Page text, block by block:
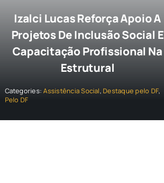
Izalci Lucas Reforça Apoio A
Projetos De Inclusão Social E
Capacitação Profissional Na
Estrutural
Categories:Assistência Social, Destaque pelo DF,
Pelo DF